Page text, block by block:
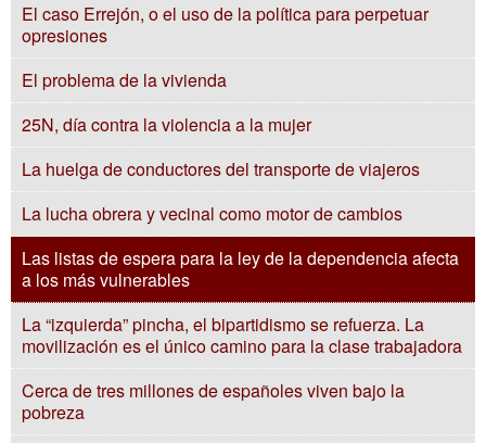
El caso Errejón, o el uso de la política para perpetuar
opresiones
El problema de la vivienda
25N, día contra la violencia a la mujer
La huelga de conductores del transporte de viajeros
La lucha obrera y vecinal como motor de cambios
Las listas de espera para la ley de la dependencia afecta
a los más vulnerables
La “izquierda” pincha, el bipartidismo se refuerza. La
movilización es el único camino para la clase trabajadora
Cerca de tres millones de españoles viven bajo la
pobreza